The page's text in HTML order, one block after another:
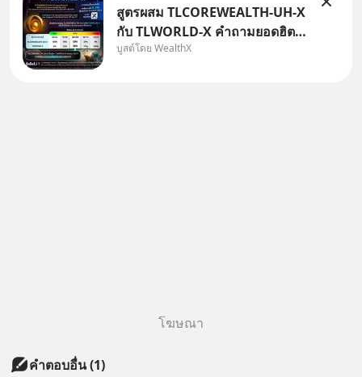
สูตรผสม TLCOREWEALTH-UH-X
กับ TLWORLD-X คำถามยอดฮิตที่
คนใช้ WealthX ถามเข้ามา
บูสต์โดย WealthX
โฆษณา
คำตอบอื่น(1)